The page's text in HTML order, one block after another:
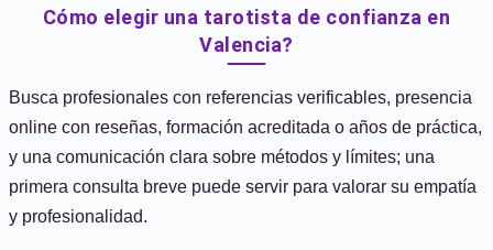
Cómo elegir una tarotista de confianza en
Valencia?
Busca profesionales con referencias verificables, presencia
online con reseñas, formación acreditada o años de práctica,
y una comunicación clara sobre métodos y límites; una
primera consulta breve puede servir para valorar su empatía
y profesionalidad.